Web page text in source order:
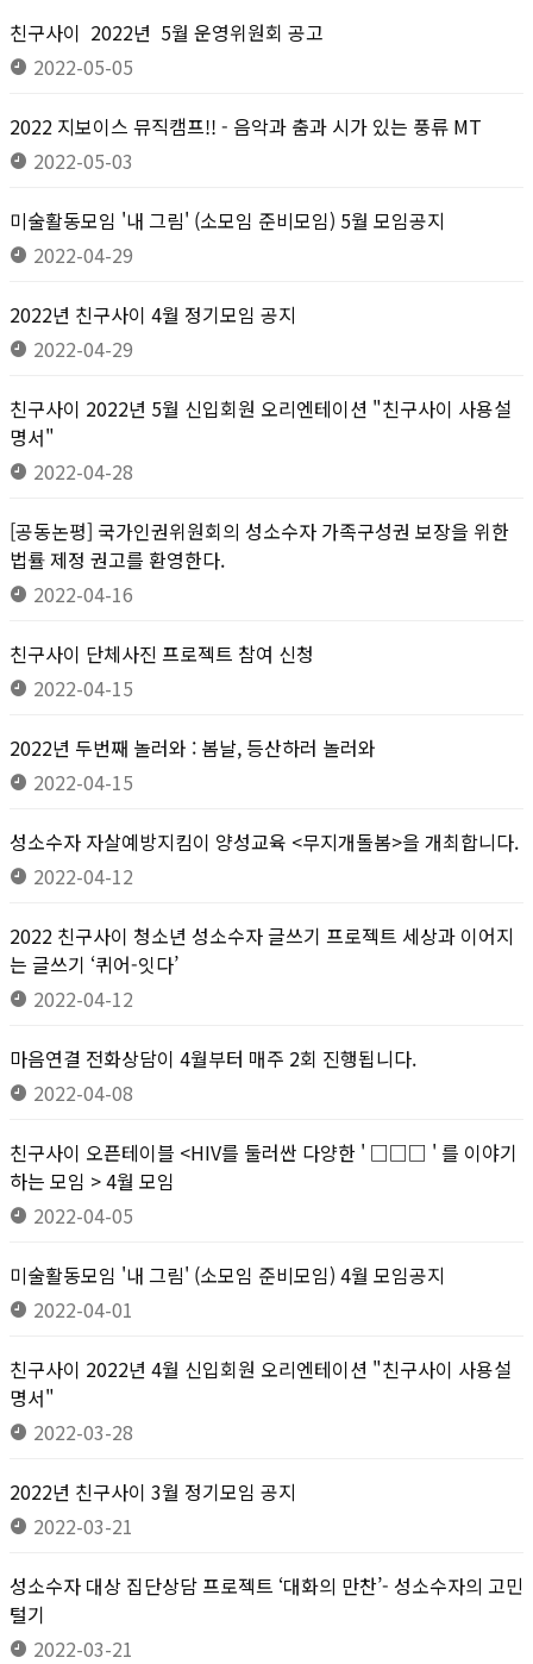
친구사이 2022년 5월 운영위원회 공고
2022-05-05
2022 지보이스 뮤직캠프!! - 음악과 춤과 시가 있는 풍류 MT
2022-05-03
미술활동모임 '내 그림' (소모임 준비모임) 5월 모임공지
2022-04-29
2022년 친구사이 4월 정기모임 공지
2022-04-29
친구사이 2022년 5월 신입회원 오리엔테이션 "친구사이 사용설
명서"
2022-04-28
[공동논평] 국가인권위원회의 성소수자 가족구성권 보장을 위한
법률 제정 권고를 환영한다.
2022-04-16
친구사이 단체사진 프로젝트 참여 신청
2022-04-15
2022년 두번째 놀러와 : 봄날, 등산하러 놀러와
2022-04-15
성소수자 자살예방지킴이 양성교육 <무지개돌봄>을 개최합니다.
2022-04-12
2022 친구사이 청소년 성소수자 글쓰기 프로젝트 세상과 이어지
는 글쓰기 ‘퀴어-잇다’
2022-04-12
마음연결 전화상담이 4월부터 매주 2회 진행됩니다.
2022-04-08
친구사이 오픈테이블 <HIV를 둘러싼 다양한 ' □□□ ' 를 이야기
하는 모임 > 4월 모임
2022-04-05
미술활동모임 '내 그림' (소모임 준비모임) 4월 모임공지
2022-04-01
친구사이 2022년 4월 신입회원 오리엔테이션 "친구사이 사용설
명서"
2022-03-28
2022년 친구사이 3월 정기모임 공지
2022-03-21
성소수자 대상 집단상담 프로젝트 ‘대화의 만찬’- 성소수자의 고민
털기
2022-03-21